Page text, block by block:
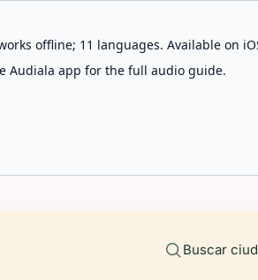
offline; 11 languages. Available on
Audiala app for the full audio guide.
Buscar